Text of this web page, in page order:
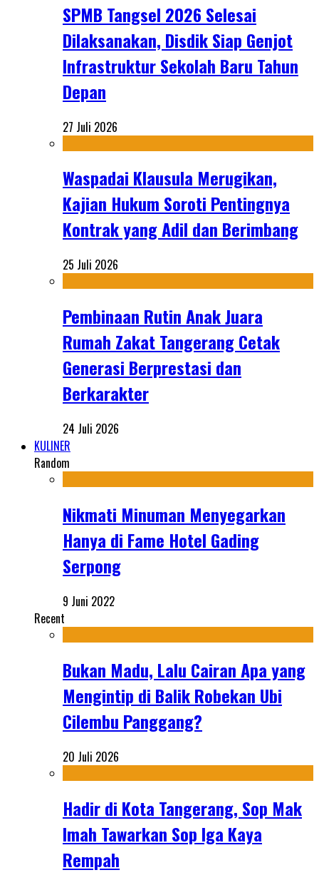
SPMB Tangsel 2026 Selesai
Dilaksanakan, Disdik Siap Genjot
Infrastruktur Sekolah Baru Tahun
Depan
27 Juli 2026
Waspadai Klausula Merugikan,
Kajian Hukum Soroti Pentingnya
Kontrak yang Adil dan Berimbang
25 Juli 2026
Pembinaan Rutin Anak Juara
Rumah Zakat Tangerang Cetak
Generasi Berprestasi dan
Berkarakter
24 Juli 2026
KULINER
Random
Nikmati Minuman Menyegarkan
Hanya di Fame Hotel Gading
Serpong
9 Juni 2022
Recent
Bukan Madu, Lalu Cairan Apa yang
Mengintip di Balik Robekan Ubi
Cilembu Panggang?
20 Juli 2026
Hadir di Kota Tangerang, Sop Mak
Imah Tawarkan Sop Iga Kaya
Rempah